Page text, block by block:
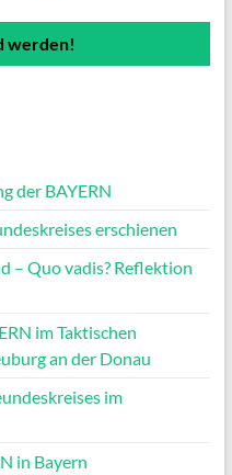
werden!
der BAYERN
erschienen
– Quo vadis? Reflektion
im Taktischen
an der Donau
im
in Bayern